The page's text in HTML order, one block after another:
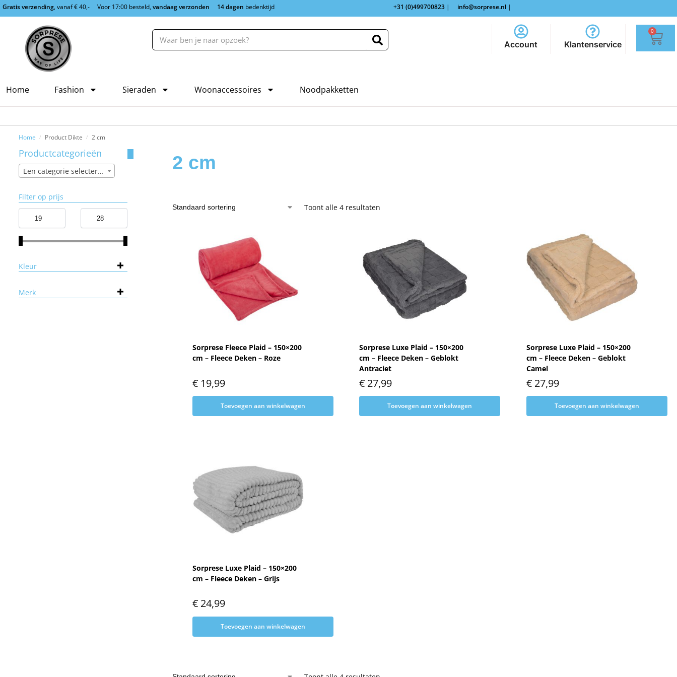
Gratis verzending, vanaf € 40,- Voor 17:00 besteld,vandaag verzonden 14 dagen bedenktijd +31 (0)499700823 | info@sorprese.nl |
Account Klantenservice
0
Home Fashion Sieraden Woonaccessoires Noodpakketten
Home / Product Dikte / 2 cm
2 cm
Toont alle 4 resultaten
Sorprese Fleece Plaid – 150×200
cm – Fleece Deken – Roze
€19,99
Toevoegen aan winkelwagen
Sorprese Luxe Plaid – 150×200
cm – Fleece Deken – Geblokt
Antraciet
€ 27,99
Toevoegen aan winkelwagen
Sorprese Luxe Plaid – 150×200
cm – Fleece Deken – Geblokt
Camel
€27,99
Toevoegen aan winkelwagen
Sorprese Luxe Plaid – 150×200
cm – Fleece Deken – Grijs
€24,99
Toevoegen aan winkelwagen
Productcategorieën
Een categorie selecteren
Filter op prijs
Kleur
Merk